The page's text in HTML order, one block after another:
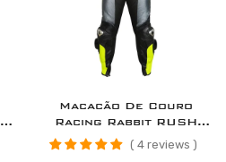
Macacão De Couro
Racing Rabbit RUSH
Para Moto Esportiva
Com Proteções
4 reviews